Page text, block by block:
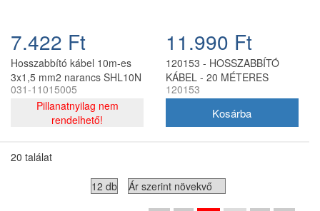
7.422 Ft
Hosszabbító kábel 10m-es
3x1,5 mm2 narancs SHL10N
031-11015005
Pillanatnyilag nem
rendelhető!
11.990 Ft
120153 - HOSSZABBÍTÓ
KÁBEL - 20 MÉTERES
3x1,5mm
120153
20 találat